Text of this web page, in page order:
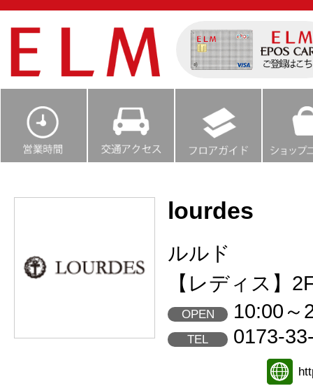
lourdes
ルルド
【レディス】
OPEN 10:00～
TEL 0173-